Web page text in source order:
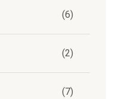
(6)
(2)
(7)